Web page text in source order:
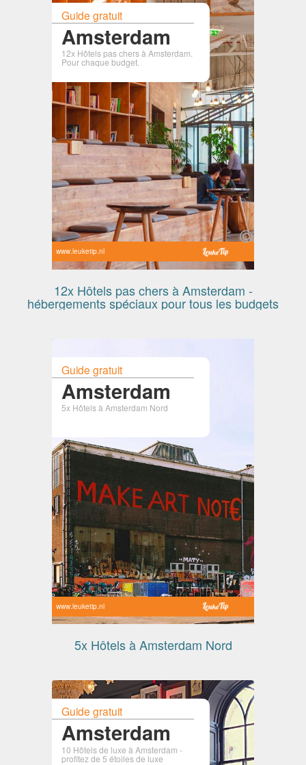
Guide gratuit
Amsterdam
12x Hôtels pas chers à Amsterdam.
Pour chaque budget.
www.leuketip.nl
12x Hôtels pas chers à Amsterdam -
hébergements spéciaux pour tous les budgets
Guide gratuit
Amsterdam
5x Hôtels à Amsterdam Nord
www.leuketip.nl
5x Hôtels à Amsterdam Nord
Guide gratuit
Amsterdam
10 Hôtels de luxe à Amsterdam -
profitez de 5 étoiles de luxe